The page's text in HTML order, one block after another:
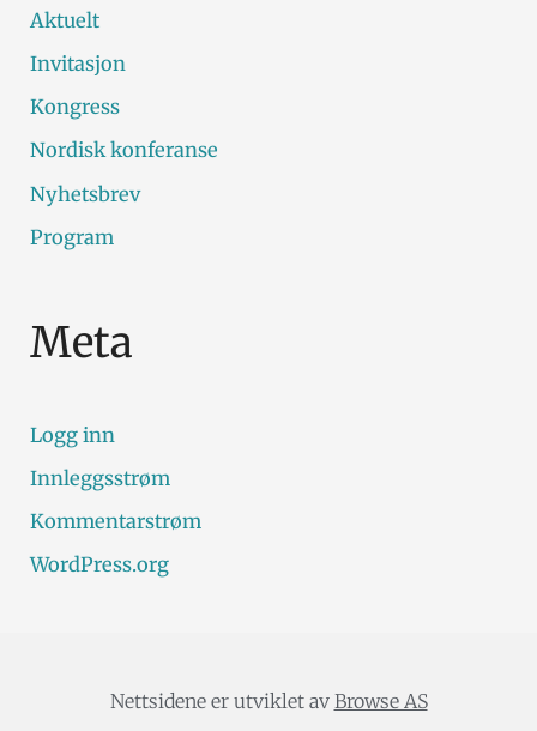
Aktuelt
Invitasjon
Kongress
Nordisk konferanse
Nyhetsbrev
Program
Meta
Logg inn
Innleggsstrøm
Kommentarstrøm
WordPress.org
Nettsidene er utviklet av Browse AS